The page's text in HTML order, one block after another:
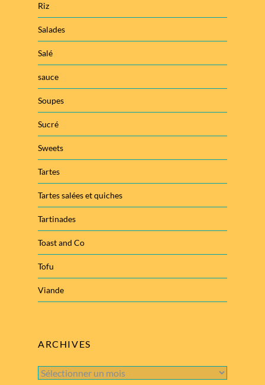
Riz
Salades
Salé
sauce
Soupes
Sucré
Sweets
Tartes
Tartes salées et quiches
Tartinades
Toast and Co
Tofu
Viande
ARCHIVES
Archives